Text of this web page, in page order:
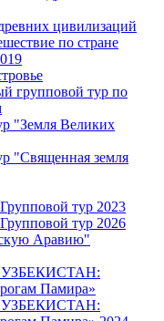
цивилизаций
по стране
групповой тур по
"Земля Великих
"Священная земля
тур 2023
тур 2026
Аравию"
Памира»